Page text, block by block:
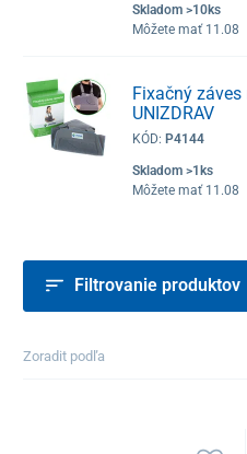
Skladom >10ks
Môžete mať 11.08
Fixačný záves
UNIZDRAV
KÓD: P4144
Skladom >1ks
Môžete mať 11.08
Filtrovanie produktov
Zoradit podľa